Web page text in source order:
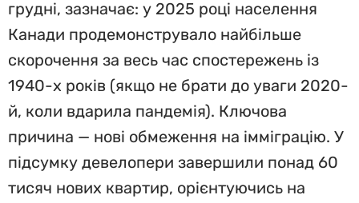
грудні, зазначає: у 2025 році населення
Канади продемонструвало найбільше
скорочення за весь час спостережень із
1940-х років (якщо не брати до уваги 2020-
й, коли вдарила пандемія). Ключова
причина — нові обмеження на імміграцію. У
підсумку девелопери завершили понад 60
тисяч нових квартир, орієнтуючись на